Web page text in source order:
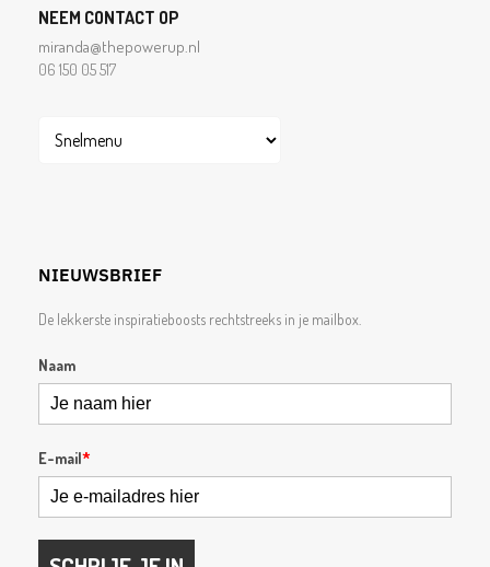
NEEM CONTACT OP
miranda@thepowerup.nl
06 150 05 517
NIEUWSBRIEF
De lekkerste inspiratieboosts rechtstreeks in je mailbox.
Naam
E-mail*